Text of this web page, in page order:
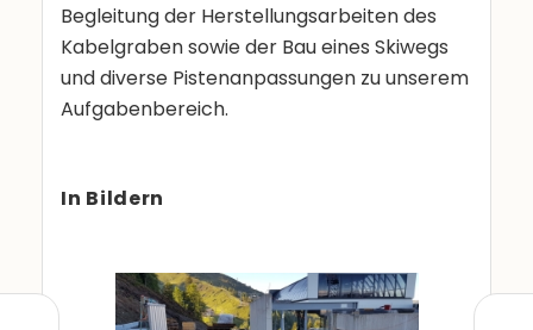
Begleitung der Herstellungsarbeiten des
Kabelgraben sowie der Bau eines Skiwegs
und diverse Pistenanpassungen zu unserem
Aufgabenbereich.
In Bildern